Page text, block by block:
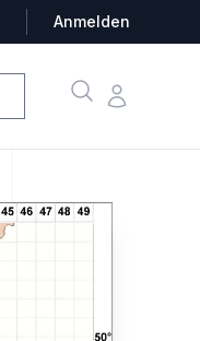
Anmelden
SucheKonto